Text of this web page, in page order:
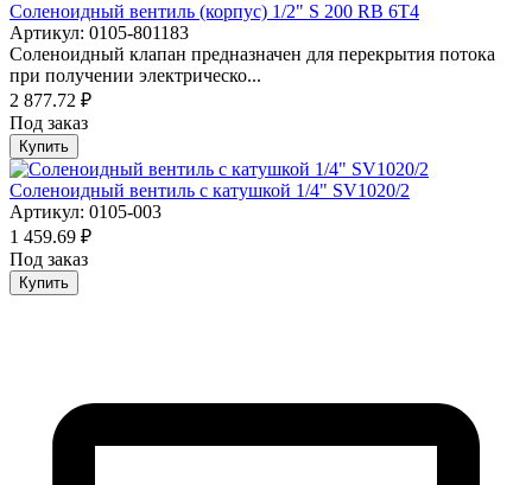
Соленоидный вентиль (корпус) 1/2" S 200 RB 6Т4
Артикул: 0105-801183
Соленоидный клапан предназначен для перекрытия потока
при получении электрическо...
2 877.72 ₽
Под заказ
Купить
Соленоидный вентиль с катушкой 1/4" SV1020/2
Артикул: 0105-003
1 459.69 ₽
Под заказ
Купить